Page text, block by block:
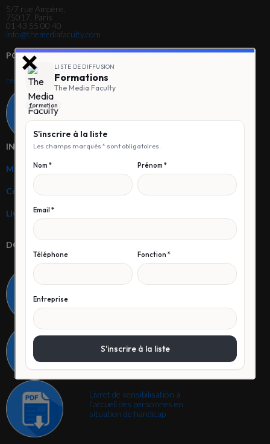
5/7 rue Ampère,
75017, Paris
01 43 55 00 40
info@themediafaculty.com
POUR TOUTE RECLAMATION
reclamation@themediafaculty.com
INFORMATIONS COMPLÉMENTAIRES
Mentions légales
Conditions générales de vente
Livret d’accueil des apprenants en situation de handicap
DOCUMENTS
Téléchargez notre réglement
Téléchargez notre charte de
bonne conduite pour les
Livret de sensibilisation à
l’accueil des personnes en
situation de handicap